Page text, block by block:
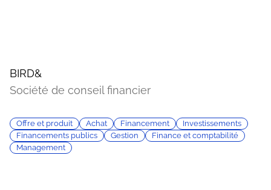
BIRD&
Société de conseil financier
Offre et produit Achat Financement
Investissements
Financements publics
Gestion
Finance et comptabilité
Management